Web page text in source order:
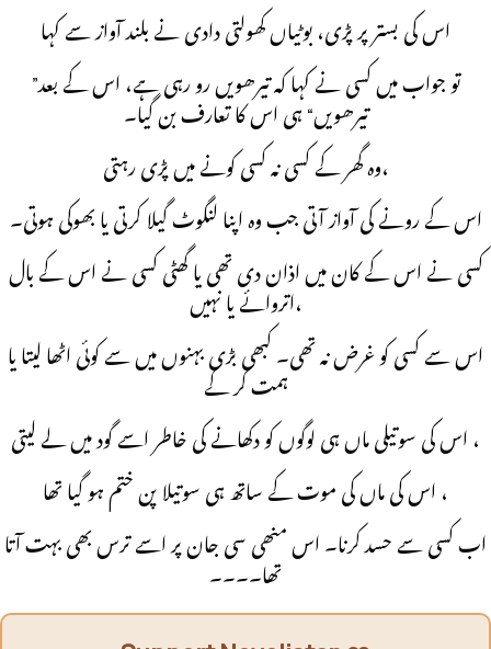
اس کی بستر پر پڑی، بوٹیاں کھولتی دادی نے بلند آواز سے کہا
تو جواب میں کسی نے کہا کہ تیرھویں رو رہی ہے، اس کے بعد”
تیرھویں“ ہی اس کا تعارف بن گیا۔
وہ گھر کے کسی نہ کسی کونے میں پڑی رہتی،
اس کے رونے کی آواز آتی جب وہ اپنا لنگوٹ گیلا کرتی یا بھوکی ہوتی۔
کسی نے اس کے کان میں اذان دی تھی یا گھٹی کسی نے اس کے بال
اتروائے یا نہیں،
اس سے کسی کو غرض نہ تھی۔ کبھی بڑی بہنوں میں سے کوئی اٹھا لیتا یا
ہمت کر کے
اس کی سوتیلی ماں ہی لوگوں کو دکھانے کی خاطر اسے گود میں لے لیتی ،
اس کی ماں کی موت کے ساتھ ہی سوتیلا پن ختم ہو گیا تھا ،
اب کسی سے حسد کرنا۔ اس منھی سی جان پر اسے ترس بھی بہت آتا
تھا۔۔۔۔